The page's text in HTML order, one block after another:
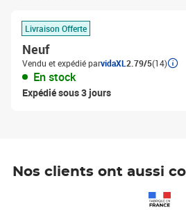
Livraison Offerte
Neuf
Vendu et expédié parvidaXL 2.79/5(14)
En stock
Expédié sous 3 jours
Nos clients ont aussi